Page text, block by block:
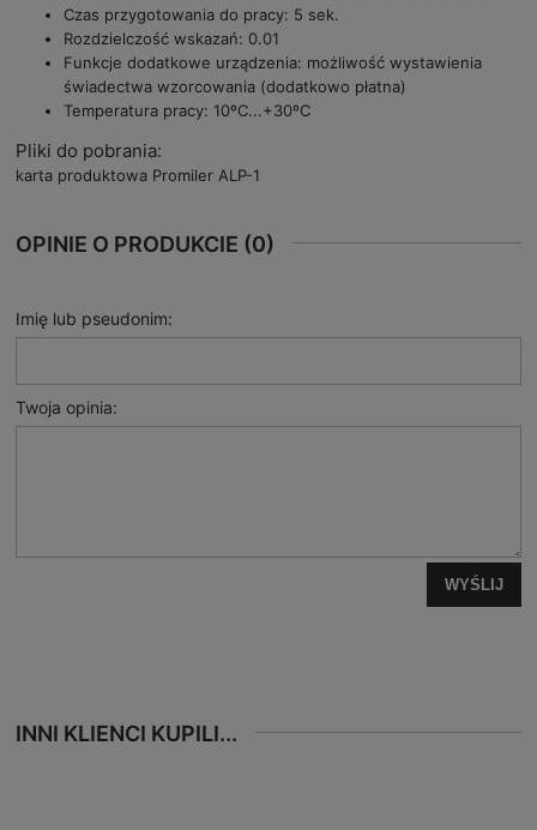
Czas przygotowania do pracy: 5 sek.
Rozdzielczość wskazań: 0.01
Funkcje dodatkowe urządzenia: możliwość wystawienia
świadectwa wzorcowania (dodatkowo płatna)
Temperatura pracy: 10ºC...+30ºC
Pliki do pobrania:
karta produktowa Promiler ALP-1
OPINIE O PRODUKCIE (0)
Imię lub pseudonim:
Twoja opinia:
WYŚLIJ
INNI KLIENCI KUPILI...